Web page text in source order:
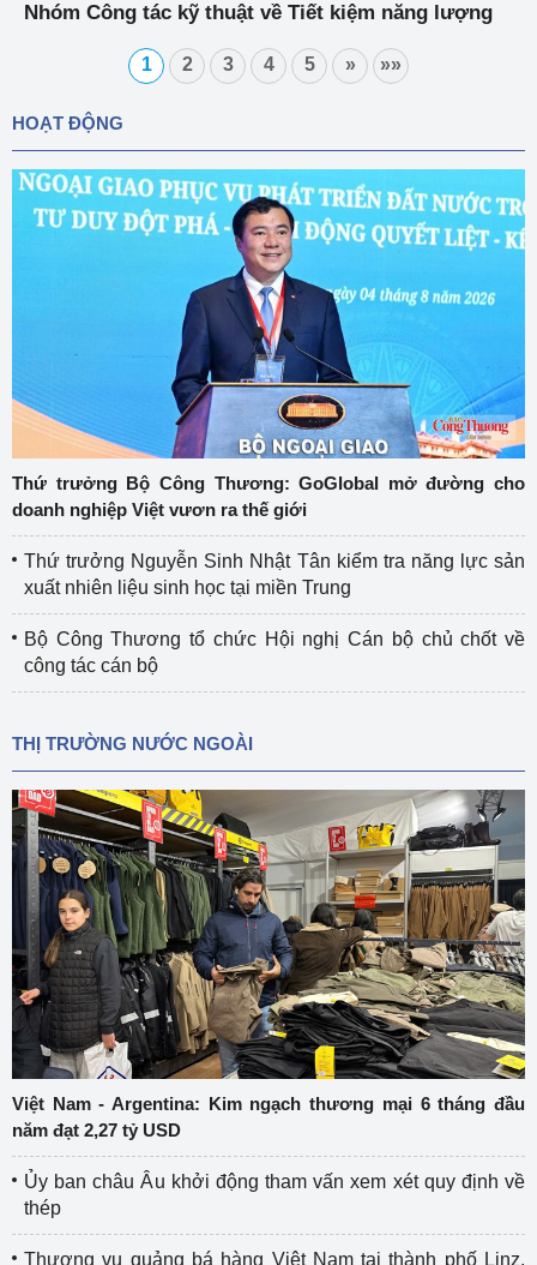
Nhóm Công tác kỹ thuật về Tiết kiệm năng lượng
1 2 3 4 5 » »»
HOẠT ĐỘNG
Thứ trưởng Bộ Công Thương: GoGlobal mở đường cho
doanh nghiệp Việt vươn ra thế giới
Thứ trưởng Nguyễn Sinh Nhật Tân kiểm tra năng lực sản
xuất nhiên liệu sinh học tại miền Trung
Bộ Công Thương tổ chức Hội nghị Cán bộ chủ chốt về
công tác cán bộ
THỊ TRƯỜNG NƯỚC NGOÀI
Việt Nam - Argentina: Kim ngạch thương mại 6 tháng đầu
năm đạt 2,27 tỷ USD
Ủy ban châu Âu khởi động tham vấn xem xét quy định về
thép
Thương vụ quảng bá hàng Việt Nam tại thành phố Linz,